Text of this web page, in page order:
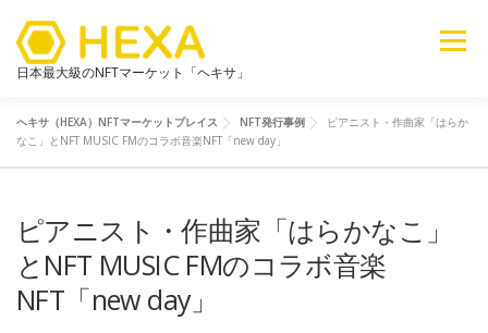
日本最大級のNFTマーケット「ヘキサ」
メニュー
NFTカテゴリ メタバース 6ブログ
新着 探す 販売
ヘキサ（HEXA）NFTマーケットプレイス NFT発行事例
ピアニスト・作曲家「はらか
なこ」とNFT MUSIC FMのコラボ音楽NFT「new day」
ピアニスト・作曲家「はらかなこ」
とNFT MUSIC FMのコラボ音楽
NFT「new day」